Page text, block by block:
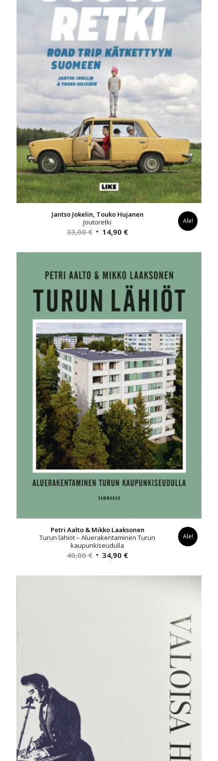
Jantso Jokelin, Touko Hujanen
Joutoretki
33,00€ Alkuperäinen
oli:
14,90 €Nykyinen
on:
Ale!
Petri Aalto & Mikko Laaksonen
Turun lähiöt – Aluerakentaminen Turun
kaupunkiseudulla
40,00€ Alkuperäinen
oli:
34,90 €Nykyinen
on:
Ale!